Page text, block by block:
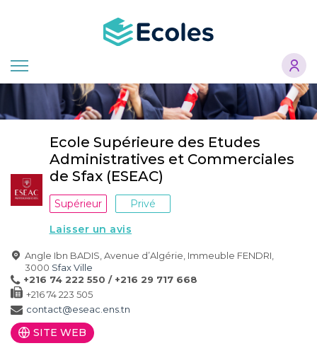
principal
Ecole Supérieure des Etudes
Administratives et Commerciales
de Sfax (ESEAC)
Supérieur
Privé
Laisser un avis
Angle Ibn BADIS, Avenue d’Algérie, Immeuble FENDRI,
3000 Sfax Ville
+216 74 222 550 / +216 29 717 668
+216 74 223 505
contact@eseac.ens.tn
SITE WEB